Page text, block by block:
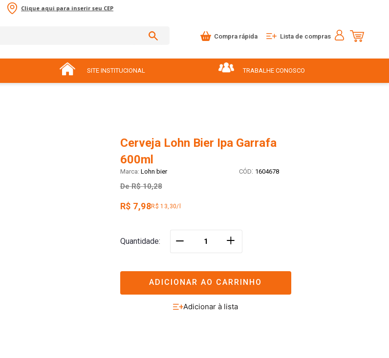
Clique aqui para inserir seu CEP
Compra rápida Lista de compras
SITE INSTITUCIONAL TRABALHE CONOSCO
Cerveja Lohn Bier Ipa Garrafa
600ml
Lohn bier : 1604678
De R$ 10,28
R$ 7,98R$ 13,30/l
Quantidade ＋
ADICIONAR AO CARRINHO